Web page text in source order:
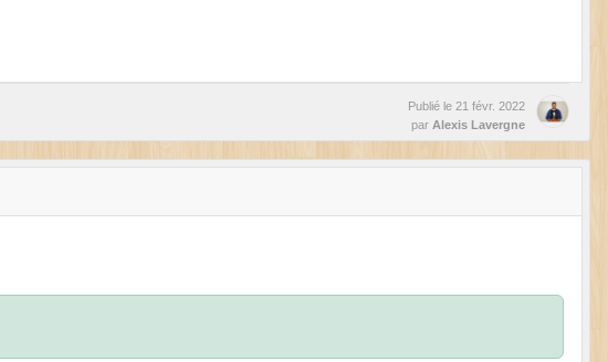
Publié le 21 févr. 2022
par Alexis Lavergne